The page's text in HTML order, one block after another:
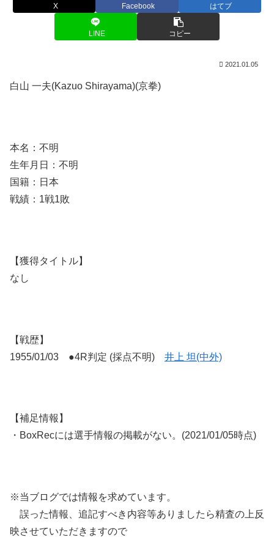
X Facebook はてブ
LINE コピー
2021.01.05
白山 一夫(Kazuo Shirayama)(京拳)
本名：不明
生年月日：不明
国籍：日本
戦績：1戦1敗
【獲得タイトル】
なし
【戦歴】
1955/01/03 ●4R判定 (採点不明) 井上 坦(中外)
【補足情報】
・BoxRecには選手情報の掲載がない。(2021/01/05時点)
※当ブログでは情報を求めています。
誤った情報、追記すべき内容等ありましたら精査の上反
映させていただきますので